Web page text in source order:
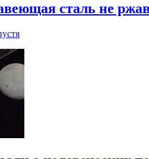
сталь не